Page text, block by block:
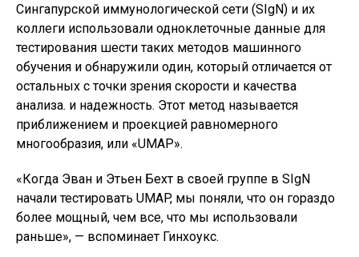
Сингапурской иммунологической сети (SIgN) и их
коллеги использовали одноклеточные данные для
тестирования шести таких методов машинного
обучения и обнаружили один, который отличается от
остальных с точки зрения скорости и качества
анализа. и надежность. Этот метод называется
приближением и проекцией равномерного
многообразия, или «UMAP».
«Когда Эван и Этьен Бехт в своей группе в SIgN
начали тестировать UMAP, мы поняли, что он гораздо
более мощный, чем все, что мы использовали
раньше», — вспоминает Гинхоукс.